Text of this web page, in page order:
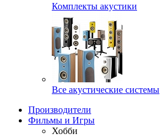
Комплекты акустики
Все акустические системы
Производители
Фильмы и Игры
Хобби